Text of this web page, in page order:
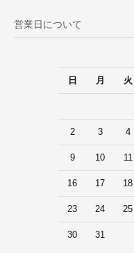
営業日について
日
月 火
2 3 4
9 10 11
16 17 18
23 24 25
30 31